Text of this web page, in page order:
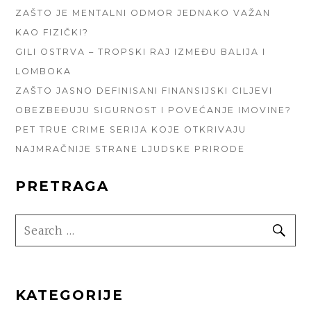
ZAŠTO JE MENTALNI ODMOR JEDNAKO VAŽAN
KAO FIZIČKI?
GILI OSTRVA – TROPSKI RAJ IZMEĐU BALIJA I
LOMBOKA
ZAŠTO JASNO DEFINISANI FINANSIJSKI CILJEVI
OBEZBEĐUJU SIGURNOST I POVEĆANJE IMOVINE?
PET TRUE CRIME SERIJA KOJE OTKRIVAJU
NAJMRAČNIJE STRANE LJUDSKE PRIRODE
PRETRAGA
SEARCH
FOR:
KATEGORIJE